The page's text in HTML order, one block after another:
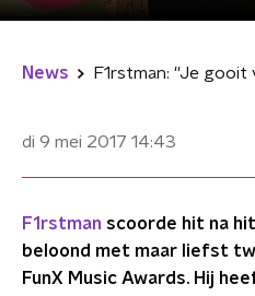
News
di 9 mei 2017 14:43
F1rstman scoorde hit na
beloond met maar liefst
FunX Music Awards. Hij